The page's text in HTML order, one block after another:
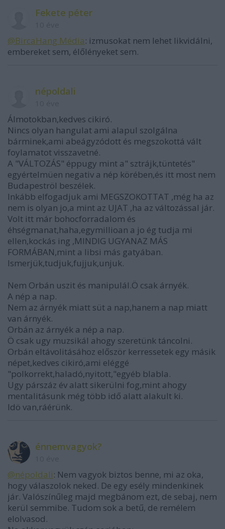
Fekete péter
@BircaHang Média: izmusokat nem lehet likvidálni,
embereket sem, élőlényeket sem.
népoldali
Álmotokban,kedves cikiró.
Nincs olyan hangulat ami alapul szolgálna
bárminek,ami abeágyzódott és megszokottá vált
foylamatot visszavetné.
A "VÁLTOZÁS" éppugy mint a" sztrájk,tüntetés"
egyértelmüen negativ a nép körében,és itt most nem
Budapeströl beszélek.
Inkább elfogadjuk ami MEGSZOKOTTAT ,még ha az
nem is olyan jo,a mint az UJAT ,ha az változással jár.
Volt itt már bohocforradalom és
éhségmanat,haha,egymillioan a jo ég tudja mi
ellen,kockás ing ,MINDIG UGYANAZ MÁS
FORMÁBAN,mint a libsi más gatyában.
Ismerjük,tudjuk,fujjuk,unjuk.
Nem Orbán uszit és manipulál.Ö csak árnyék.
A nép a nap.
Nem az árnyék miatt süt a nap,hanem a nap miatt
van árnyék.
Orbán az árnyék a nép a nap.
Ö csak ugy muzsikál ahogy szeretünk táncolni.
Orbán eltávolitásához először kerressetek egy másik
népet,kedves cikiró,ami eléggé
"polkorrekt,haladó,nyitott,"egyéb blabla.
Ugy párszáz év alatt sikerülni fog,mint ahogy
mentalitásunk még több idő alatt alakult ki.
Idö van,ráérünk.
énnemvagyok?
@népoldali: Nem vagyok biztos benne, mi az oka,
hogy válaszolok neked. De egy esély mindenkinek
jár. Valószínűleg majd megbánom ezt, de sebaj, nem
kerül semmibe. Tudom sok a betű, de remélem
elolvasod.